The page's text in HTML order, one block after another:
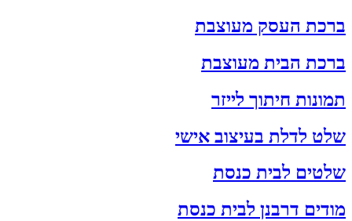
ברכת העסק מעוצבת
ברכת הבית מעוצבת
תמונות חיתוך לייזר
שלט לדלת בעיצוב אישי
שלטים לבית כנסת
מודים דרבנן לבית כנסת